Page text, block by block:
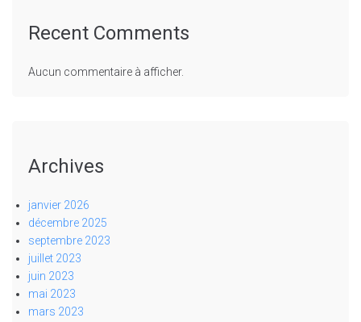
Recent Comments
Aucun commentaire à afficher.
Archives
janvier 2026
décembre 2025
septembre 2023
juillet 2023
juin 2023
mai 2023
mars 2023